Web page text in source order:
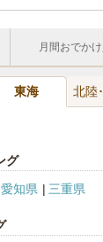
月間おでか
東海 北陸
グ
愛知県 三重県